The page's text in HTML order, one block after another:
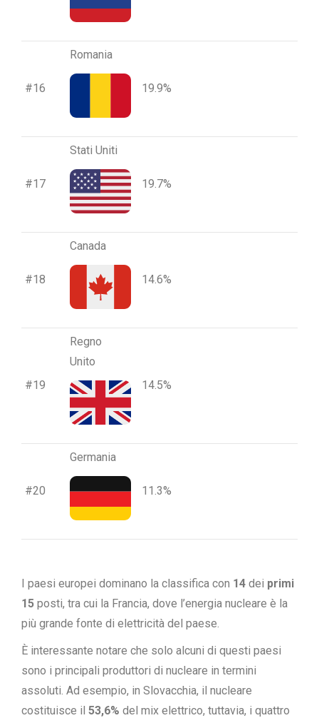
#16
Romania
19.9%
#17
Stati Uniti
19.7%
#18
Canada
14.6%
#19
Regno
Unito
14.5%
#20
Germania
11.3%
I paesi europei dominano la classifica con 14 dei primi
15 posti, tra cui la Francia, dove l’energia nucleare è la
più grande fonte di elettricità del paese.
È interessante notare che solo alcuni di questi paesi
sono i principali produttori di nucleare in termini
assoluti. Ad esempio, in Slovacchia, il nucleare
costituisce il 53,6% del mix elettrico, tuttavia, i quattro